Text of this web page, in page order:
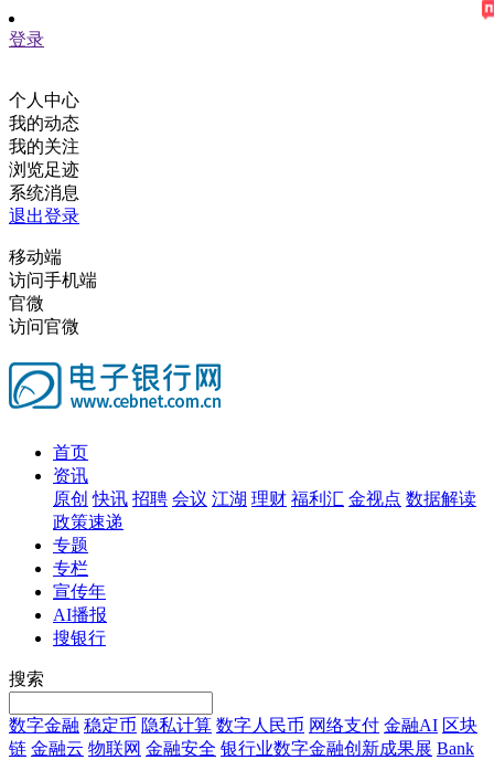
登录
个人中心
我的动态
我的关注
浏览足迹
系统消息
退出登录
移动端
访问手机端
官微
访问官微
首页
资讯
原创 快讯 招聘 会议 江湖 理财 福利汇 金视点 数据解读
政策速递
专题
专栏
宣传年
AI播报
搜银行
搜索
数字金融 稳定币 隐私计算 数字人民币 网络支付 金融AI 区块
链 金融云 物联网 金融安全 银行业数字金融创新成果展 Bank